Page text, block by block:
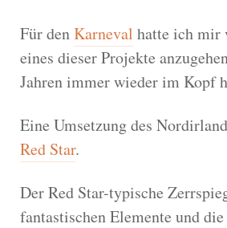
Für denKarneval hatte ich mir
eines dieser Projekte
Jahren immer wieder im Kopf
Eine Umsetzung des
Red Star.
Der Red Star-typische
fantastischen Elemente und